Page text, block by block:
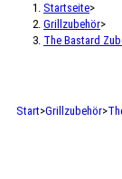
Startseite>
Grillzubehör>
The Bastard
Start>Grillzubehör>